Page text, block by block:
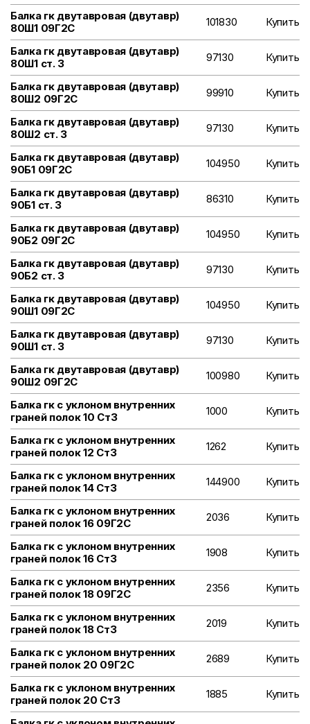
Балка гк двутавровая (двутавр)
80Ш1 09Г2С
101830 Купить
Балка гк двутавровая (двутавр)
80Ш1 ст. 3
97130 Купить
Балка гк двутавровая (двутавр)
80Ш2 09Г2С
99910 Купить
Балка гк двутавровая (двутавр)
80Ш2 ст. 3
97130 Купить
Балка гк двутавровая (двутавр)
90Б1 09Г2С
104950 Купить
Балка гк двутавровая (двутавр)
90Б1 ст. 3
86310 Купить
Балка гк двутавровая (двутавр)
90Б2 09Г2С
104950 Купить
Балка гк двутавровая (двутавр)
90Б2 ст. 3
97130 Купить
Балка гк двутавровая (двутавр)
90Ш1 09Г2С
104950 Купить
Балка гк двутавровая (двутавр)
90Ш1 ст. 3
97130 Купить
Балка гк двутавровая (двутавр)
90Ш2 09Г2С
100980 Купить
Балка гк с уклоном внутренних
граней полок 10 Ст3
1000 Купить
Балка гк с уклоном внутренних
граней полок 12 Ст3
1262 Купить
Балка гк с уклоном внутренних
граней полок 14 Ст3
144900 Купить
Балка гк с уклоном внутренних
граней полок 16 09Г2С
2036 Купить
Балка гк с уклоном внутренних
граней полок 16 Ст3
1908 Купить
Балка гк с уклоном внутренних
граней полок 18 09Г2С
2356 Купить
Балка гк с уклоном внутренних
граней полок 18 Ст3
2019 Купить
Балка гк с уклоном внутренних
граней полок 20 09Г2С
2689 Купить
Балка гк с уклоном внутренних
граней полок 20 Ст3
1885 Купить